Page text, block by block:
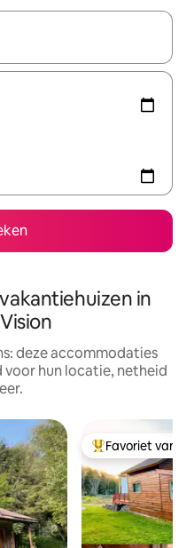
zijn, maak je een keuze
in
deze accommodaties
hun locatie, netheid
Topfavoriet van
Favoriet van